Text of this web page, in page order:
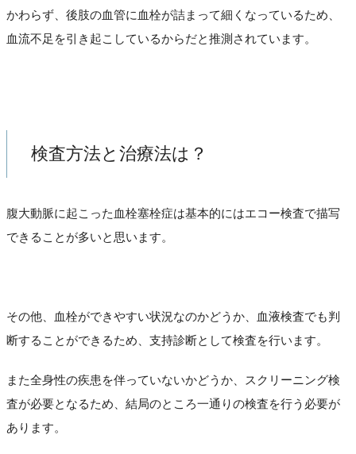
かわらず、後肢の血管に血栓が詰まって細くなっているため、
血流不足を引き起こしているからだと推測されています。
検査方法と治療法は？
腹大動脈に起こった血栓塞栓症は基本的にはエコー検査で描写
できることが多いと思います。
その他、血栓ができやすい状況なのかどうか、血液検査でも判
断することができるため、支持診断として検査を行います。
また全身性の疾患を伴っていないかどうか、スクリーニング検
査が必要となるため、結局のところ一通りの検査を行う必要が
あります。